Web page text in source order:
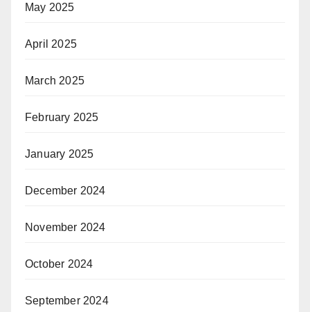
May 2025
April 2025
March 2025
February 2025
January 2025
December 2024
November 2024
October 2024
September 2024